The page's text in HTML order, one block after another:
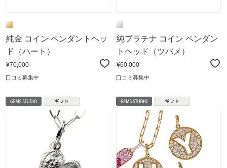
純金 コイン ペンダントヘッ
ド（ハート）
¥70,000
口コミ募集中
純プラチナ コイン ペンダン
トヘッド（ツバメ）
¥60,000
口コミ募集中